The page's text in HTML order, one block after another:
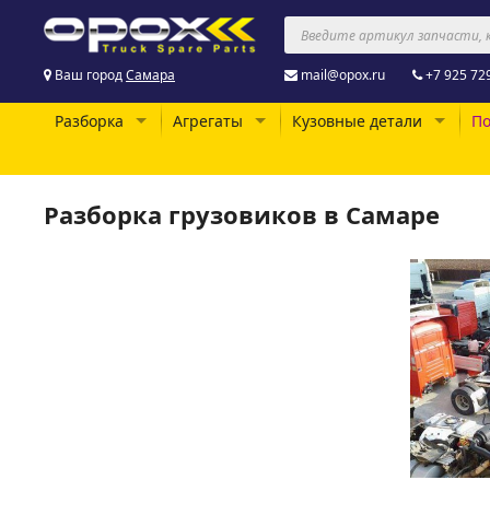
Ваш городСамара mail@opox.ru +7 925
Разборка Агрегаты Кузовные детали
Разборка грузовиков в Самаре